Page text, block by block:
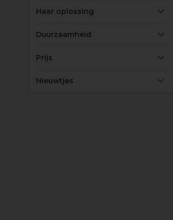
Haar oplossing
Duurzaamheid
Prijs
Nieuwtjes